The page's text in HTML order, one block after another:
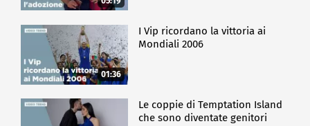
01:36
I Vip ricordano la vittoria ai
Mondiali 2006
Le coppie di Temptation Island
che sono diventate genitori